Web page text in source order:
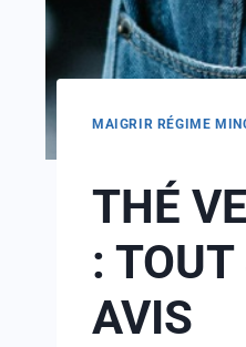
MAIGRIR RÉGIME
THÉ
:
AVIS